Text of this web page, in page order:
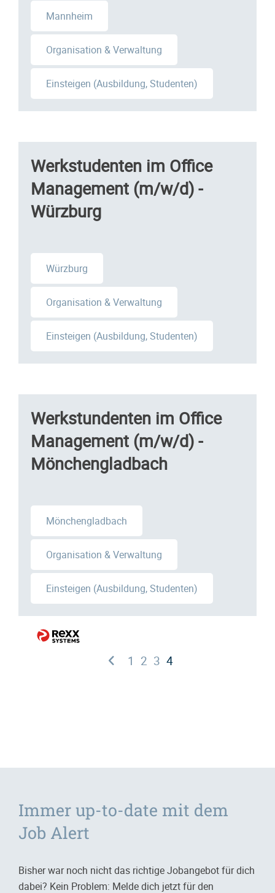
Mannheim
Organisation & Verwaltung
Einsteigen (Ausbildung, Studenten)
Werkstudenten im Office
Management (m/w/d) -
Würzburg
Würzburg
Organisation & Verwaltung
Einsteigen (Ausbildung, Studenten)
Werkstundenten im Office
Management (m/w/d) -
Mönchengladbach
Mönchengladbach
Organisation & Verwaltung
Einsteigen (Ausbildung, Studenten)
1 2 3 4
Immer up-to-date mit dem
Job Alert
Bisher war noch nicht das richtige Jobangebot für dich
dabei? Kein Problem: Melde dich jetzt für den